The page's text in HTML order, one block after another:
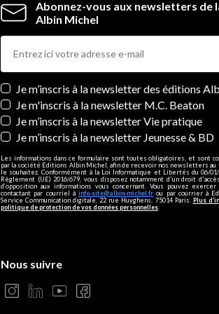
Abonnez-vous aux newsletters de
Albin Michel
Newsletters
Je m’inscris à la newsletter des éditions
Je m'inscris à la newsletter M.C. Beaton
Je m’inscris à la newsletter Vie pratique
Je m’inscris à la newsletter Jeunesse & BD
Les informations dans ce formulaire sont toutes obligatoires, et sont
par la société Editions Albin Michel, afin de recevoir nos newsletters au
le souhaitez. Conformément à la Loi Informatique et Libertés du 06/
Règlement (UE) 2016/679, vous disposez notamment d'un droit
d’opposition aux informations vous concernant. Vous pouvez
contactant par courriel àinfo-site@albin-michel.fr ou par courrier à
Service Communication digitale, 22 rue Huyghens, 75014 Paris. Plus
politique de protection de vos données personnelles
Nous suivre